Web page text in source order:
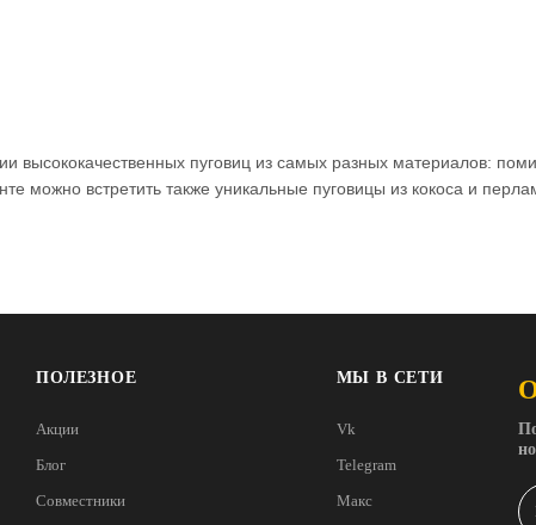
высококачественных пуговиц из самых разных материалов:
можно встретить также уникальные пуговицы из кокоса и
ПОЛЕЗНОЕ
Акции
Блог
Совместники
МЫ В СЕТИ
Vk
Telegram
Макс